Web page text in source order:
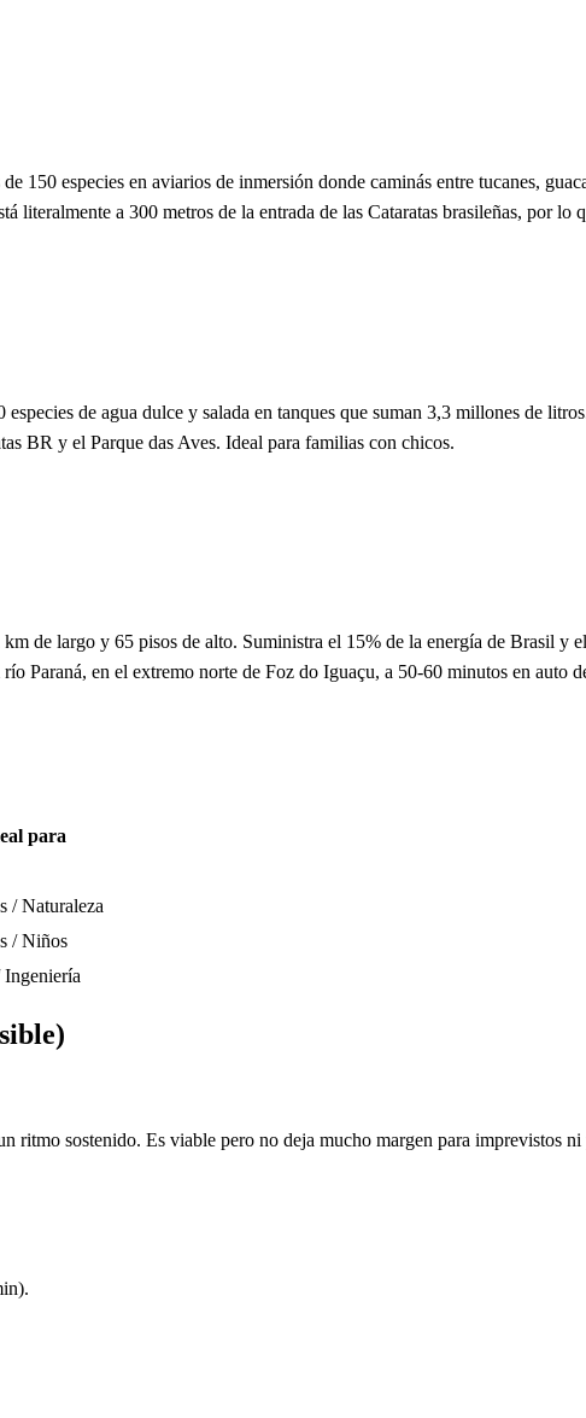
150 especies en aviarios de inmersión donde caminás entre tucanes,
literalmente a 300 metros de la entrada de las Cataratas brasileñas, por lo
de agua dulce y salada en tanques que suman 3,3 millones de
BR y el Parque das Aves. Ideal para familias con chicos.
de largo y 65 pisos de alto. Suministra el 15% de la energía de Brasil y
Paraná, en el extremo norte de Foz do Iguaçu, a 50-60 minutos en auto
para
/ Naturaleza
/ Niños
Ingeniería
ritmo sostenido. Es viable pero no deja mucho margen para imprevistos